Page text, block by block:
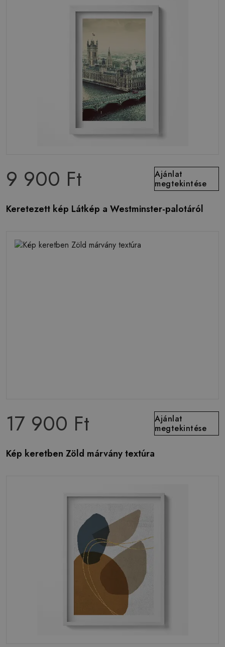
9 900 Ft
Ajánlat
megtekintése
Keretezett kép Látkép a Westminster-palotáról
17 900 Ft
Ajánlat
megtekintése
Kép keretben Zöld márvány textúra